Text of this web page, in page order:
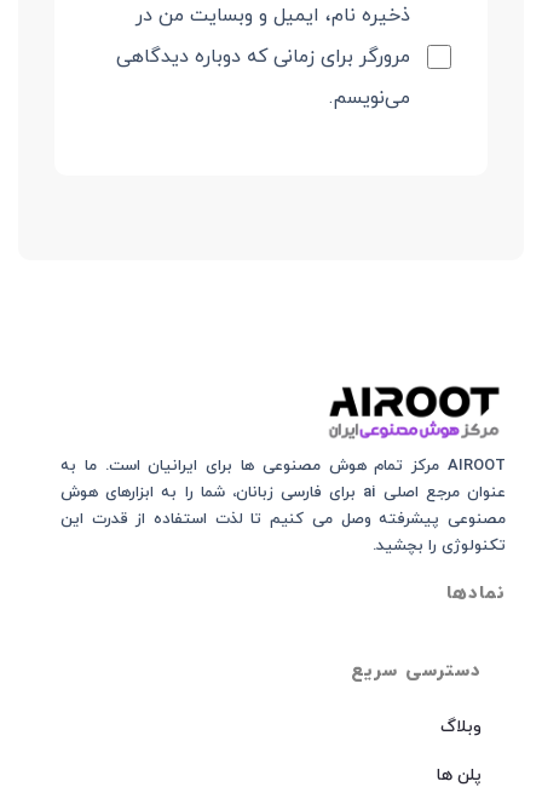
ذخیره نام، ایمیل و وبسایت من در
مرورگر برای زمانی که دوباره دیدگاهی
می‌نویسم.
دسترسی سریع
وبلاگ
پلن ها
AIROOT مرکز تمام هوش مصنوعی‌‌‌ ها برای ایرانیان است. ما به
عنوان مرجع اصلی ai برای فارسی زبانان، شما را به ابزارهای هوش
مصنوعی پیشرفته وصل می کنیم تا لذت استفاده از قدرت این
تکنولوژی را بچشید.
نمادها